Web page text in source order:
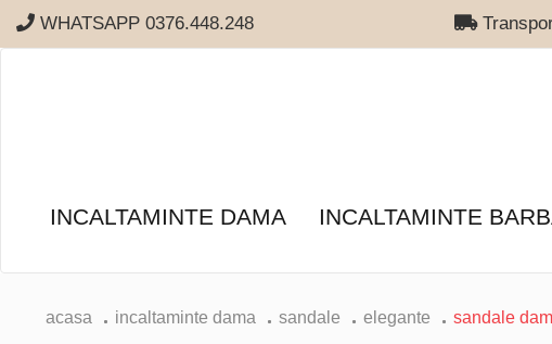
WHATSAPP 0376.448.248
INCALTAMINTE DAMA INCALTAMINTE
acasa incaltaminte dama sandale elegante sandale